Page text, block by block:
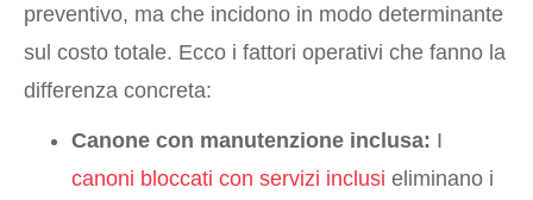
preventivo, ma che incidono in modo determinante
sul costo totale. Ecco i fattori operativi che fanno la
differenza concreta:
Canone con manutenzione inclusa: I
canoni bloccati con servizi inclusi eliminano i